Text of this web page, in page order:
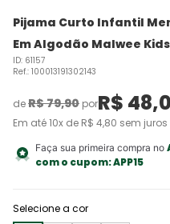
Pijama Curto Infantil
Em Algodão Malwee Kids
ID: 61157
Ref.: 100013191302143
deR$79,90 porR$ 48,
Em até10x de R$ 4,80 sem juros
Faça sua primeira compra no
com o cupom:APP15
Selecione a cor